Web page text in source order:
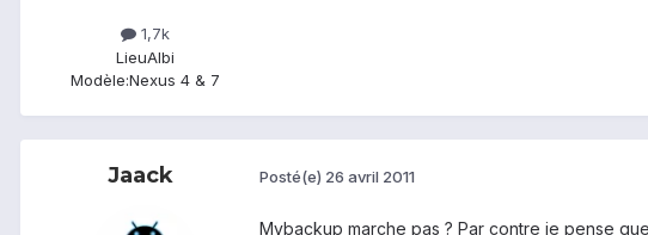
1,7k
LieuAlbi
Modèle:Nexus 4 & 7
Jaack Posté(e) 26 avril 2011
Mybackup marche pas ? Par contre je pense